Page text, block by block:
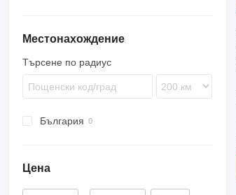
Actros 1846
Actros 2545
Actros 2551
Atego 1223
Atego 1828
Conecto
FMX
Местонахождение
Търсене по радиус
България
Цена